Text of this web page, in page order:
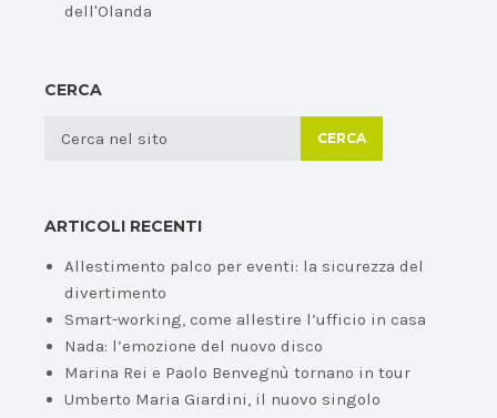
dell'Olanda
CERCA
CERCA
ARTICOLI RECENTI
Allestimento palco per eventi: la sicurezza del
divertimento
Smart-working, come allestire l’ufficio in casa
Nada: l’emozione del nuovo disco
Marina Rei e Paolo Benvegnù tornano in tour
Umberto Maria Giardini, il nuovo singolo